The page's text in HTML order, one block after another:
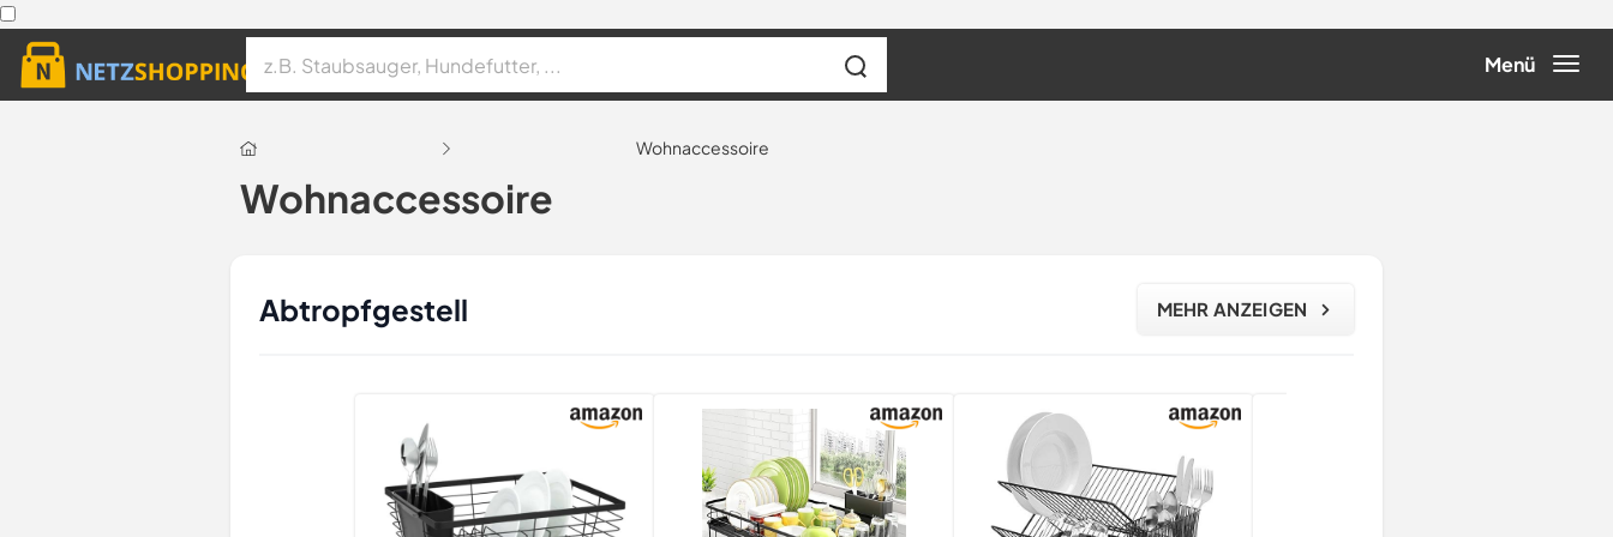
Menü
Wohnaccessoire
Wohnaccessoire
Abtropfgestell MEHR ANZEIGEN